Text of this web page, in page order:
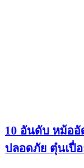
10 อันดับ หม้อ
ปลอดภัย ตุ๋นเปื่